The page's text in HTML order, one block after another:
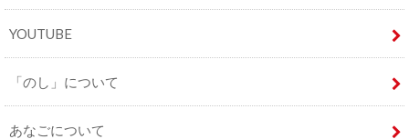
YOUTUBE
「のし」について
あなごについて